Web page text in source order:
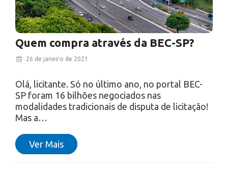
Quem compra através da BEC-SP?
26 de janeiro de 2021
Olá, licitante. Só no último ano, no portal BEC-
SP foram 16 bilhões negociados nas
modalidades tradicionais de disputa de licitação!
Mas a…
Ver Mais